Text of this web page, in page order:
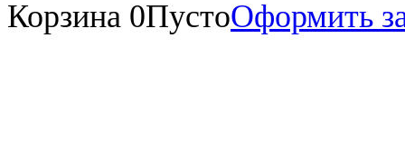
Корзина 0ПустоОформить